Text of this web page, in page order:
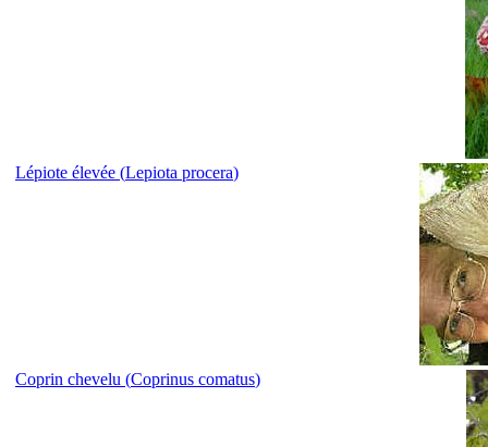
Lépiote élevée (Lepiota procera)
Coprin chevelu (Coprinus comatus)